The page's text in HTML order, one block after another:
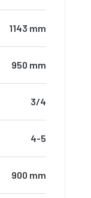
1143 mm
950 mm
3/4
4-5
900 mm